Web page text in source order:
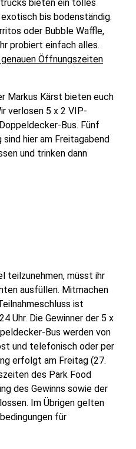
bieten ein tolles
bis bodenständig.
oder Bubble Waffle,
probiert einfach alles.
Öffnungszeiten
Markus Kärst bieten euch
verlosen 5 x 2 VIP-
Bus. Fünf
hier am Freitagabend
und trinken dann
teilzunehmen, müsst ihr
ausfüllen. Mitmachen
ist
Uhr. Die Gewinner der 5 x
Bus werden von
und telefonisch oder per
erfolgt am Freitag (27.
des Park Food
des Gewinns sowie der
Im Übrigen gelten
für